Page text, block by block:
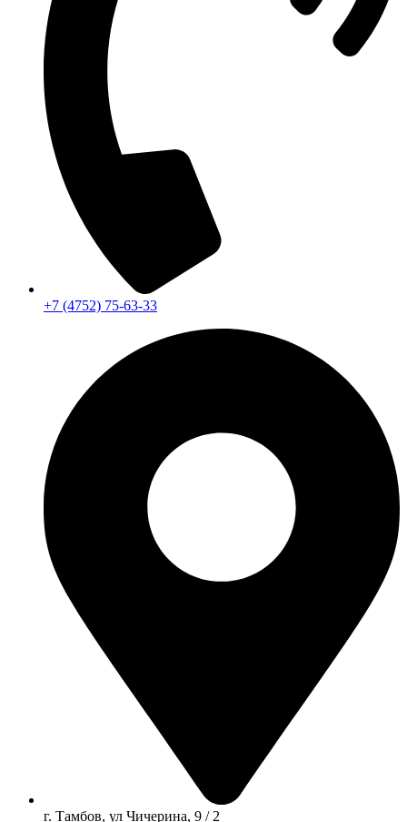
+7 (4752) 75-63-33
г. Тамбов, ул Чичерина, 9 / 2